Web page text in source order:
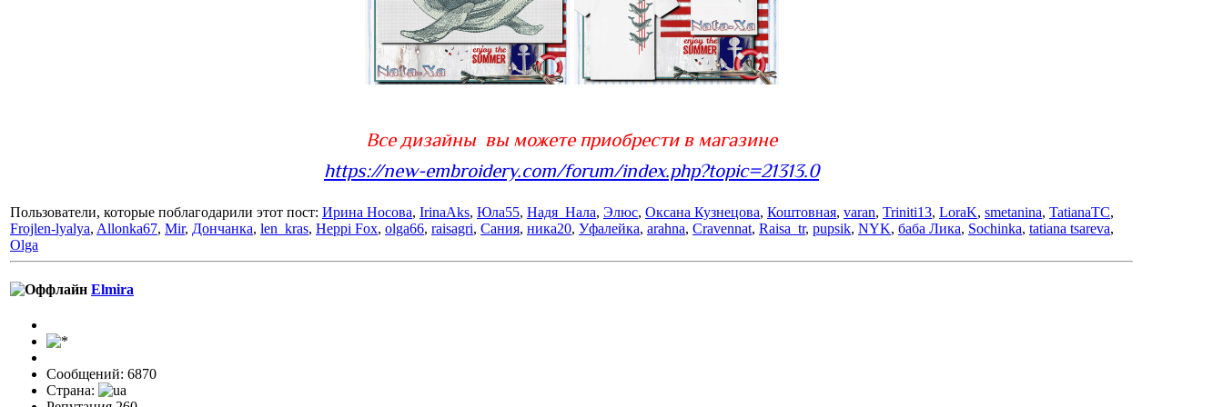
Все дизайны вы можете приобрести в магазине
https://new-embroidery.com/forum/index.php?topic=21313.0
Пользователи, которые поблагодарили этот пост: Ирина Носова, IrinaAks, Юла55, Надя_Нала, Элюс, Оксана Кузнецова, Коштовная, varan, Triniti13, LoraK, smetanina, TatianaTC,
Frojlen-lyalya, Allonka67, Mir, Дончанка, len_kras, Heppi Fox, olga66, raisagri, Сания, ника20, Уфалейка, arahna, Cravennat, Raisa_tr, pupsik, NYK, баба Лика, Sochinka, tatiana tsareva,
Olga
Elmira
Сообщений: 6870
Страна: